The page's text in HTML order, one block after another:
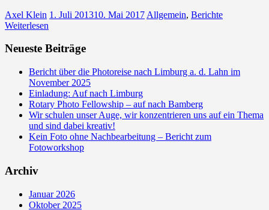
Axel Klein 1. Juli 201310. Mai 2017 Allgemein, Berichte
Weiterlesen
Neueste Beiträge
Bericht über die Photoreise nach Limburg a. d. Lahn im
November 2025
Einladung: Auf nach Limburg
Rotary Photo Fellowship – auf nach Bamberg
Wir schulen unser Auge, wir konzentrieren uns auf ein Thema
und sind dabei kreativ!
Kein Foto ohne Nachbearbeitung – Bericht zum
Fotoworkshop
Archiv
Januar 2026
Oktober 2025